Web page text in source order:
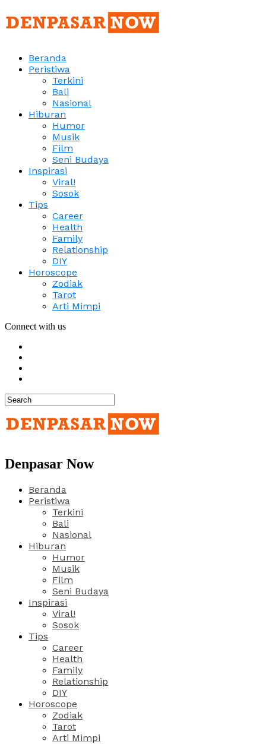
Beranda
Peristiwa
Terkini
Bali
Nasional
Hiburan
Humor
Musik
Film
Seni Budaya
Inspirasi
Viral!
Sosok
Tips
Career
Health
Family
Relationship
DIY
Horoscope
Zodiak
Tarot
Arti Mimpi
Connect with us
Denpasar Now
Beranda
Peristiwa
Terkini
Bali
Nasional
Hiburan
Humor
Musik
Film
Seni Budaya
Inspirasi
Viral!
Sosok
Tips
Career
Health
Family
Relationship
DIY
Horoscope
Zodiak
Tarot
Arti Mimpi